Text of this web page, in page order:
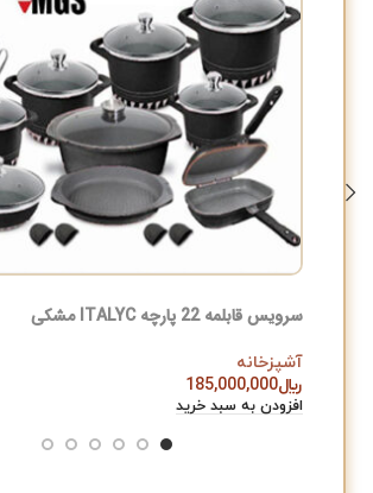
سرویس قابلمه 22 پارچه ITALYC مشکی
آشپزخانه
﷼185,000,000
افزودن به سبد خرید